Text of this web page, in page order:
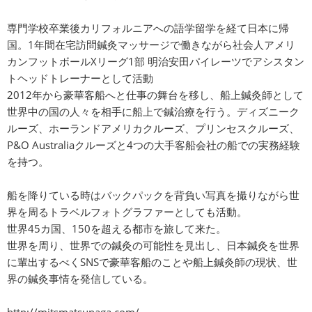
専門学校卒業後カリフォルニアへの語学留学を経て日本に帰
国。1年間在宅訪問鍼灸マッサージで働きながら社会人アメリ
カンフットボールXリーグ1部 明治安田パイレーツでアシスタン
トヘッドトレーナーとして活動
2012年から豪華客船へと仕事の舞台を移し、船上鍼灸師として
世界中の国の人々を相手に船上で鍼治療を行う。ディズニーク
ルーズ、ホーランドアメリカクルーズ、プリンセスクルーズ、
P&O Australiaクルーズと4つの大手客船会社の船での実務経験
を持つ。
船を降りている時はバックパックを背負い写真を撮りながら世
界を周るトラベルフォトグラファーとしても活動。
世界45カ国、150を超える都市を旅して来た。
世界を周り、世界での鍼灸の可能性を見出し、日本鍼灸を世界
に輩出するべくSNSで豪華客船のことや船上鍼灸師の現状、世
界の鍼灸事情を発信している。